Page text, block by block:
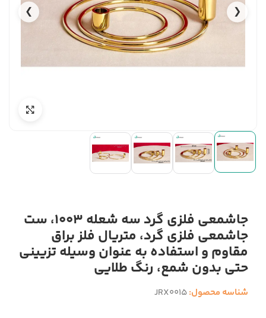
❮
❯
جاشمعی فلزی گرد سه شعله 1003، ست
جاشمعی فلزی گرد، متریال فلز براق
مقاوم و استفاده به عنوان وسیله تزیینی
حتی بدون شمع، رنگ طلایی
شناسه محصول:JRX0015